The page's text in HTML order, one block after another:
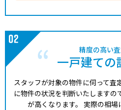
精度の高い
一戸建ての
スタッフが対象の物件に伺って査
に物件の状況を判断いたします
が高くなります。 実際の相場